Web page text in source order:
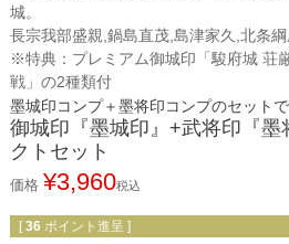
城。
長宗我部盛親,鍋島直茂,島津家久,北条綱
※特典：プレミアム御城印「駿府城 荘
戦」の2種類付
墨城印コンプ＋墨将印コンプのセットで
御城印『墨城印』+武将印『墨
クトセット
価格 ¥3,960税込
[ 36 ポイント進呈 ]